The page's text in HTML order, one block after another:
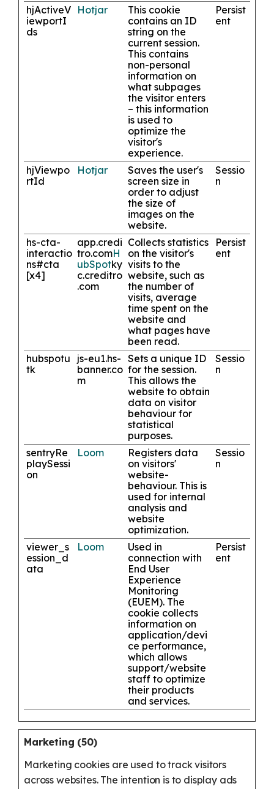
hjActiveV
iewportI
ds
Hotjar
This cookie
contains an ID
string on the
current session.
This contains
non-personal
information on
what subpages
the visitor enters
– this information
is used to
optimize the
visitor's
experience.
Persist
ent
hjViewpo
rtId
Hotjar
Saves the user's
screen size in
order to adjust
the size of
images on the
website.
Sessio
n
hs-cta-
interactio
ns#cta
[x4]
app.credi
tro.comH
ubSpotky
c.creditro
.com
Collects statistics
on the visitor's
visits to the
website, such as
the number of
visits, average
time spent on the
website and
what pages have
been read.
Persist
ent
hubspotu
tk
js-eu1.hs-
banner.co
m
Sets a unique ID
for the session.
This allows the
website to obtain
data on visitor
behaviour for
statistical
purposes.
Sessio
n
sentryRe
playSessi
on
Loom
Registers data
on visitors'
website-
behaviour. This is
used for internal
analysis and
website
optimization.
Sessio
n
viewer_s
ession_d
ata
Loom
Used in
connection with
End User
Experience
Monitoring
(EUEM). The
cookie collects
information on
application/devi
ce performance,
which allows
support/website
staff to optimize
their products
and services.
Persist
ent
Marketing (50)
Marketing cookies are used to track visitors
across websites. The intention is to display ads